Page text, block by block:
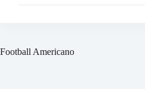
Football Americano